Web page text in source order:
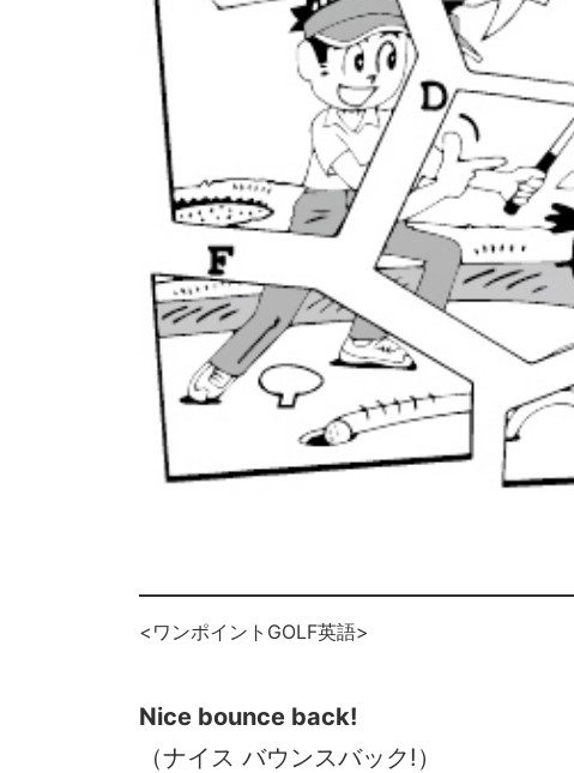
<ワンポイントGOLF英語>
Nice bounce back!
（ナイス バウンスバック!）